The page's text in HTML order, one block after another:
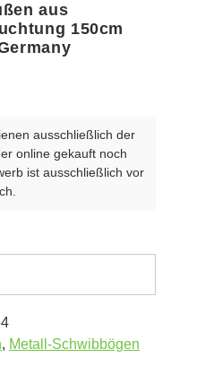
aus
150cm
ausschließlich der
online gekauft noch
ist ausschließlich vor
, Metall-Schwibbögen